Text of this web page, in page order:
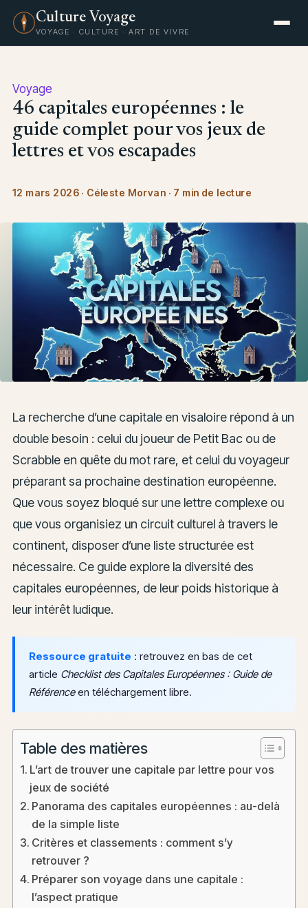
Culture Voyage
VOYAGE · CULTURE · ART DE VIVRE
Voyage
46 capitales européennes : le
guide complet pour vos jeux de
lettres et vos escapades
12 mars 2026 · Céleste Morvan · 7 min de lecture
La recherche d’une capitale en visaloire répond à un
double besoin : celui du joueur de Petit Bac ou de
Scrabble en quête du mot rare, et celui du voyageur
préparant sa prochaine destination européenne.
Que vous soyez bloqué sur une lettre complexe ou
que vous organisiez un circuit culturel à travers le
continent, disposer d’une liste structurée est
nécessaire. Ce guide explore la diversité des
capitales européennes, de leur poids historique à
leur intérêt ludique.
Ressource gratuite : retrouvez en bas de cet
article Checklist des Capitales Européennes : Guide de
Référenceen téléchargement libre.
Table des matières
L’art de trouver une capitale par lettre pour vos
jeux de société
Panorama des capitales européennes : au-delà
de la simple liste
Critères et classements : comment s’y
retrouver ?
Préparer son voyage dans une capitale :
l’aspect pratique